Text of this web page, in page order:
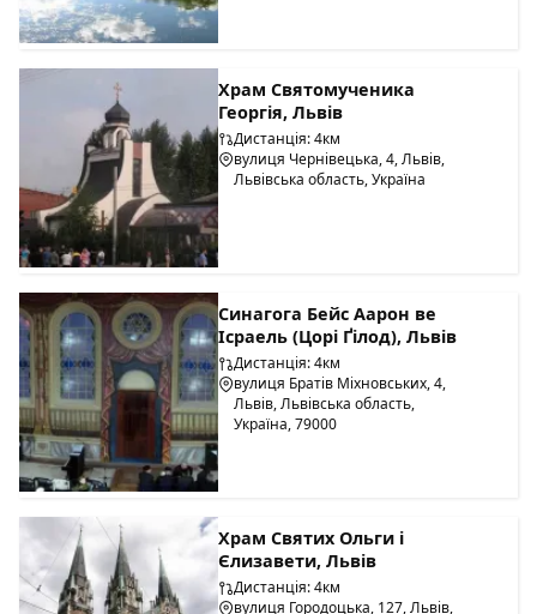
Храм Святомученика
Георгія, Львів
Дистанція: 4км
вулиця Чернівецька, 4, Львів,
Львівська область, Україна
Синагога Бейс Аарон ве
Ісраель (Цорі Ґілод), Львів
Дистанція: 4км
вулиця Братів Міхновських, 4,
Львів, Львівська область,
Україна, 79000
Храм Святих Ольги і
Єлизавети, Львів
Дистанція: 4км
вулиця Городоцька, 127, Львів,